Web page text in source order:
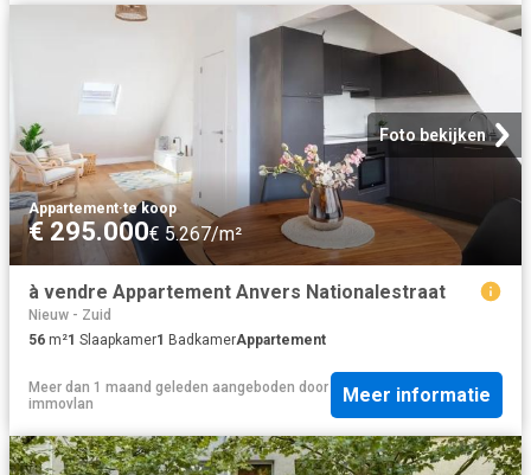
Foto bekijken
Appartement·te koop
€ 295.000€ 5.267/m²
à vendre Appartement Anvers Nationalestraat
Nieuw - Zuid
56 m²1 Slaapkamer1 BadkamerAppartement
Meer dan 1 maand geleden aangeboden door
immovlan
Meer informatie